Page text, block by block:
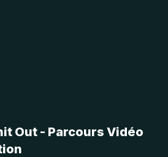
Out - Parcours Vidéo